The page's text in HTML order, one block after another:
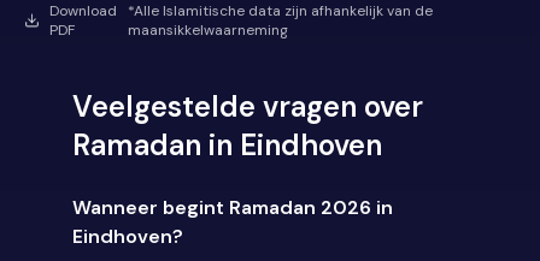
Download
PDF
*Alle Islamitische data zijn afhankelijk van de
maansikkelwaarneming
Veelgestelde vragen over
Ramadan in Eindhoven
Wanneer begint Ramadan 2026 in
Eindhoven?